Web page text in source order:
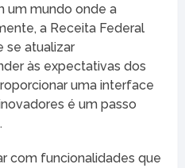
um mundo onde a
a Receita Federal
se atualizar
às expectativas dos
uma interface
é um passo
com funcionalidades que